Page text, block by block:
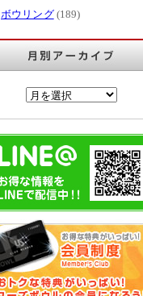
ボウリング(189)